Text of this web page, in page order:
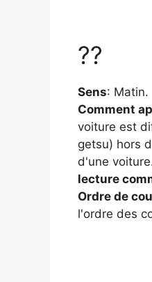
??
Sens: Matin.
Comment
voiture est
getsu) hors
d'une
lecture
Ordre de
l'ordre des